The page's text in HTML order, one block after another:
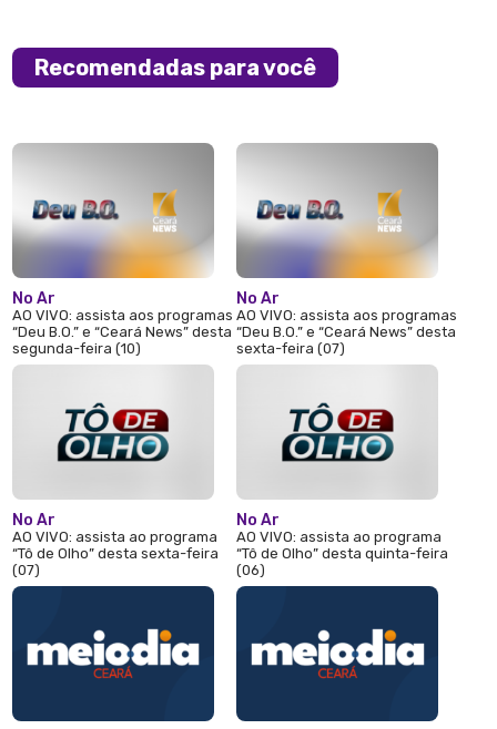
Recomendadas para você
No Ar
AO VIVO: assista aos programas
“Deu B.O.” e “Ceará News” desta
segunda-feira (10)
No Ar
AO VIVO: assista ao programa
“Tô de Olho” desta sexta-feira
(07)
No Ar
AO VIVO: assista aos programas
“Deu B.O.” e “Ceará News” desta
sexta-feira (07)
No Ar
AO VIVO: assista ao programa
“Tô de Olho” desta quinta-feira
(06)